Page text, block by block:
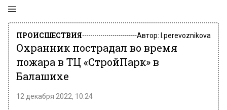
ПРОИСШЕСТВИЯ Автор: l.perevoznikova
Охранник пострадал во время
пожара в ТЦ «СтройПарк» в
Балашихе
12 декабря 2022, 10:24